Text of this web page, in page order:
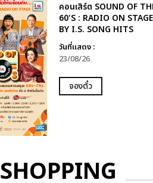
คอนเสิร์ต SOUND OF
60'S : RADIO ON STAGE
BY I.S. SONG HITS
วันที่แสดง :
23/08/26
จองตั๋ว
SHOPPING